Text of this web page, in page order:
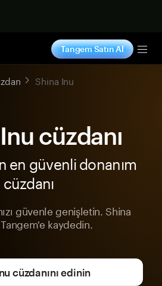
Tangem Satın Al
Shina Inu
cüzdanı
en güvenli donanım
cüzdanı
güvenle genişletin. Shina
kaydedin.
cüzdanını edinin